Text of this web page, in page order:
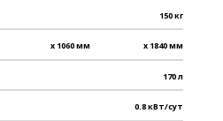
150 кг
x 1060 мм x 1840 мм
170 л
0.8 кВт/сут